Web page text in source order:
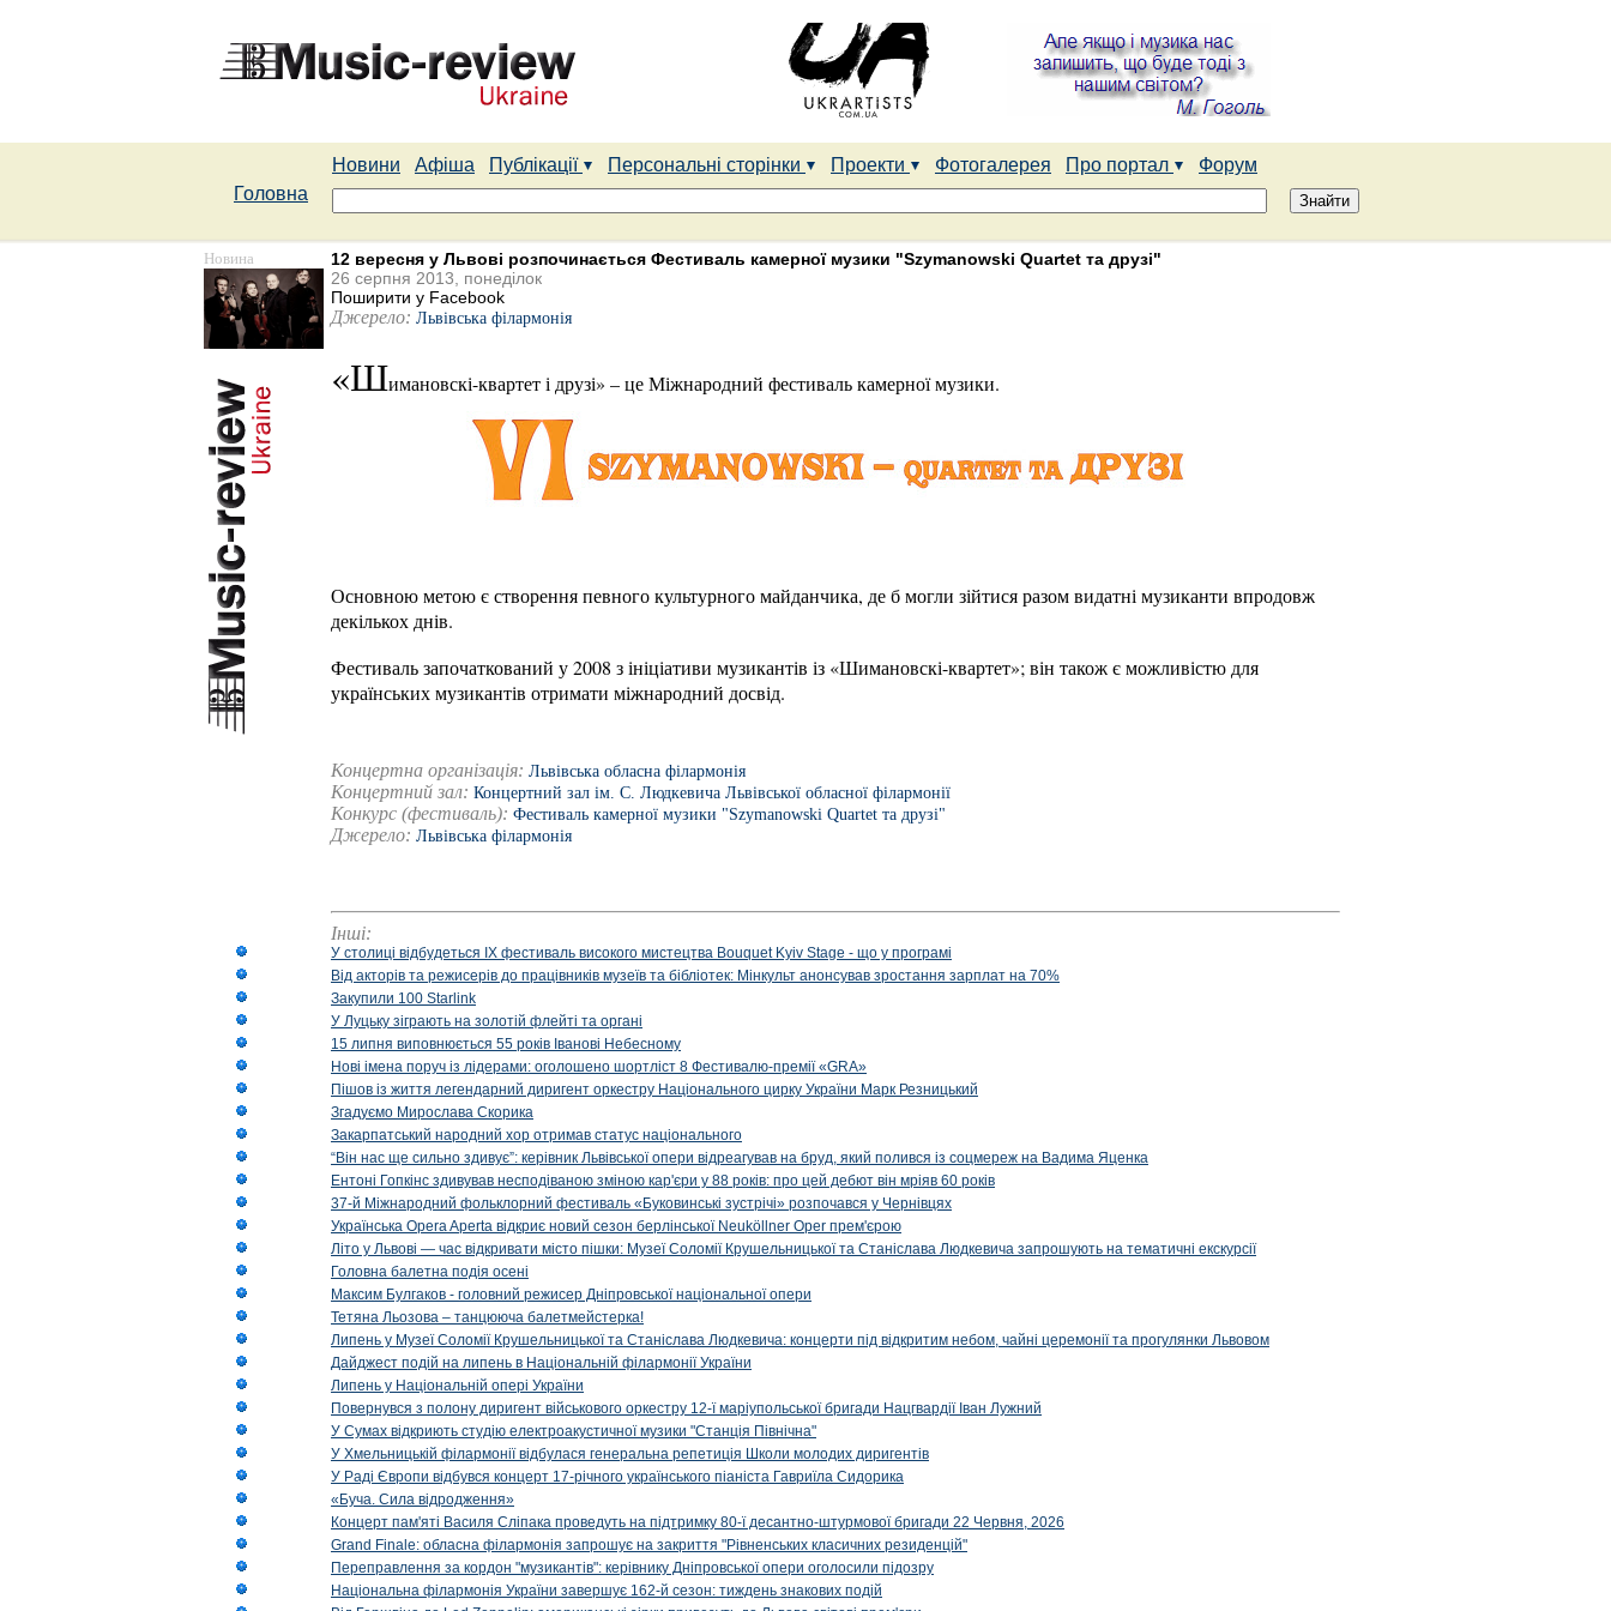
Новини Афіша Публікації Персональні сторінки Проекти Фотогалерея Про портал
Форум
Головна
Новина
12 вересня у Львові розпочинається Фестиваль камерної музики "Szymanowski Quartet та друзі"
26 серпня 2013, понеділок
Поширити у Facebook
Джерело: Львівська філармонія
«Шимановскі-квартет і друзі» – це Міжнародний фестиваль камерної музики.
Основною метою є створення певного культурного майданчика, де б могли зійтися разом видатні музиканти впродовж
декількох днів.
Фестиваль започаткований у 2008 з ініціативи музикантів із «Шимановскі-квартет»; він також є можливістю для
українських музикантів отримати міжнародний досвід.
Концертна організація: Львівська обласна філармонія
Концертний зал: Концертний зал ім. С. Людкевича Львівської обласної філармонії
Конкурс (фестиваль): Фестиваль камерної музики "Szymanowski Quartet та друзі"
Джерело: Львівська філармонія
Інші:
У столиці відбудеться IX фестиваль високого мистецтва Bouquet Kyiv Stage - що у програмі
Від акторів та режисерів до працівників музеїв та бібліотек: Мінкульт анонсував зростання зарплат на 70%
Закупили 100 Starlink
У Луцьку зіграють на золотій флейті та органі
15 липня виповнюється 55 років Іванові Небесному
Нові імена поруч із лідерами: оголошено шортліст 8 Фестивалю-премії «GRA»
Пішов із життя легендарний диригент оркестру Національного цирку України Марк Резницький
Згадуємо Мирослава Скорика
Закарпатський народний хор отримав статус національного
“Він нас ще сильно здивує”: керівник Львівської опери відреагував на бруд, який полився із соцмереж на Вадима Яценка
Ентоні Гопкінс здивував несподіваною зміною кар'єри у 88 років: про цей дебют він мріяв 60 років
37-й Міжнародний фольклорний фестиваль «Буковинські зустрічі» розпочався у Чернівцях
Українська Opera Aperta відкриє новий сезон берлінської Neuköllner Oper прем'єрою
Літо у Львові — час відкривати місто пішки: Музеї Соломії Крушельницької та Станіслава Людкевича запрошують на тематичні екскурсії
Головна балетна подія осені
Максим Булгаков - головний режисер Дніпровської національної опери
Тетяна Льозова – танцююча балетмейстерка!
Липень у Музеї Соломії Крушельницької та Станіслава Людкевича: концерти під відкритим небом, чайні церемонії та прогулянки Львовом
Дайджест подій на липень в Національній філармонії України
Липень у Національній опері України
Повернувся з полону диригент військового оркестру 12-ї маріупольської бригади Нацгвардії Іван Лужний
У Сумах відкриють студію електроакустичної музики "Станція Північна"
У Хмельницькій філармонії відбулася генеральна репетиція Школи молодих диригентів
У Раді Європи відбувся концерт 17-річного українського піаніста Гавриїла Сидорика
«Буча. Сила відродження»
Концерт пам'яті Василя Сліпака проведуть на підтримку 80-ї десантно-штурмової бригади 22 Червня, 2026
Grand Finale: обласна філармонія запрошує на закриття "Рівненських класичних резиденцій"
Переправлення за кордон "музикантів": керівнику Дніпровської опери оголосили підозру
Національна філармонія України завершує 162-й сезон: тиждень знакових подій